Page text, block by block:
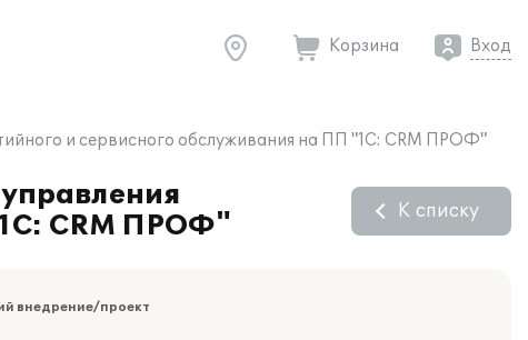
Корзина Вход
и сервисного обслуживания на ПП "1С: CRM ПРОФ"
CRM ПРОФ"
К списку
внедрение/проект